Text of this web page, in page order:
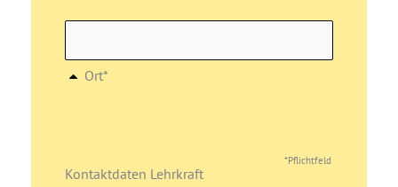
Ort*
*Pflichtfeld
Kontaktdaten Lehrkraft